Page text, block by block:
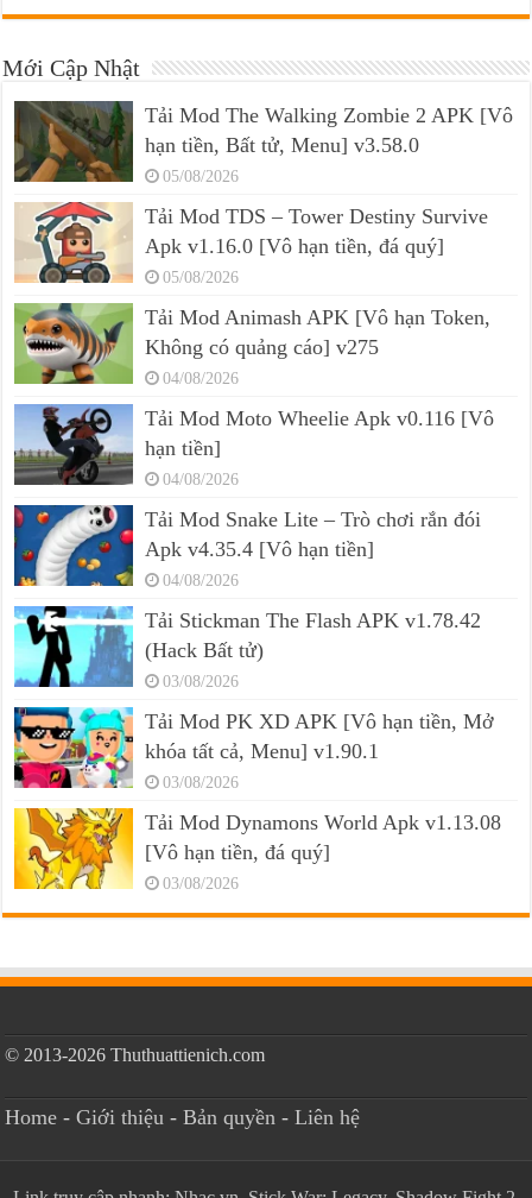
Mới Cập Nhật
Tải Mod The Walking Zombie 2 APK [Vô
hạn tiền, Bất tử, Menu] v3.58.0
05/08/2026
Tải Mod TDS – Tower Destiny Survive
Apk v1.16.0 [Vô hạn tiền, đá quý]
05/08/2026
Tải Mod Animash APK [Vô hạn Token,
Không có quảng cáo] v275
04/08/2026
Tải Mod Moto Wheelie Apk v0.116 [Vô
hạn tiền]
04/08/2026
Tải Mod Snake Lite – Trò chơi rắn đói
Apk v4.35.4 [Vô hạn tiền]
04/08/2026
Tải Stickman The Flash APK v1.78.42
(Hack Bất tử)
03/08/2026
Tải Mod PK XD APK [Vô hạn tiền, Mở
khóa tất cả, Menu] v1.90.1
03/08/2026
Tải Mod Dynamons World Apk v1.13.08
[Vô hạn tiền, đá quý]
03/08/2026
© 2013-2026 Thuthuattienich.com
Home -Giới thiệu -Bản quyền -Liên hệ